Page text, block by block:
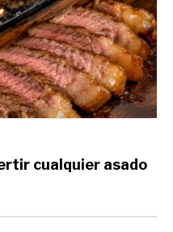
cualquier asado